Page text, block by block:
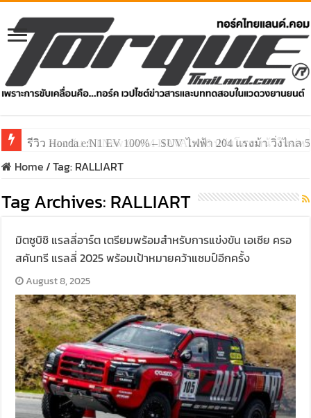
รีวิว ลองขับ All New GWM HAVAL H6 ปรับโฉมหน้าใหม่
Home/Tag: RALLIART
Tag Archives: RALLIART
มิตซูบิชิ แรลลี่อาร์ต เตรียมพร้อมสำหรับการแข่งขัน เอเชีย ครอ
สคันทรี แรลลี่ 2025 พร้อมเป้าหมายคว้าแชมป์อีกครั้ง
August 8, 2025